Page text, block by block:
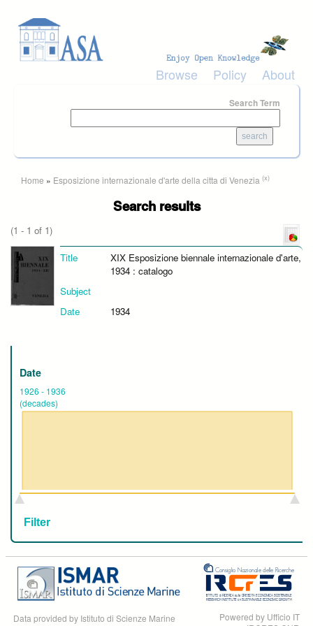
Browse Policy About
Search Term
You are here
Home » Esposizione internazionale d'arte della citta di Venezia (x)
Search results
(1 - 1 of 1)
Title
XIX Esposizione biennale internazionale d'arte,
1934 : catalogo
Subject
Date
1934
Date
1926 - 1936
(decades)
Data provided by Istituto di Scienze Marine
Powered by Ufficio IT